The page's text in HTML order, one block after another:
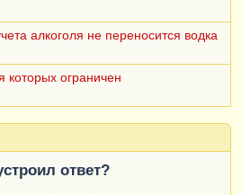
алкоголя не переносится водка
которых ограничен
ответ?